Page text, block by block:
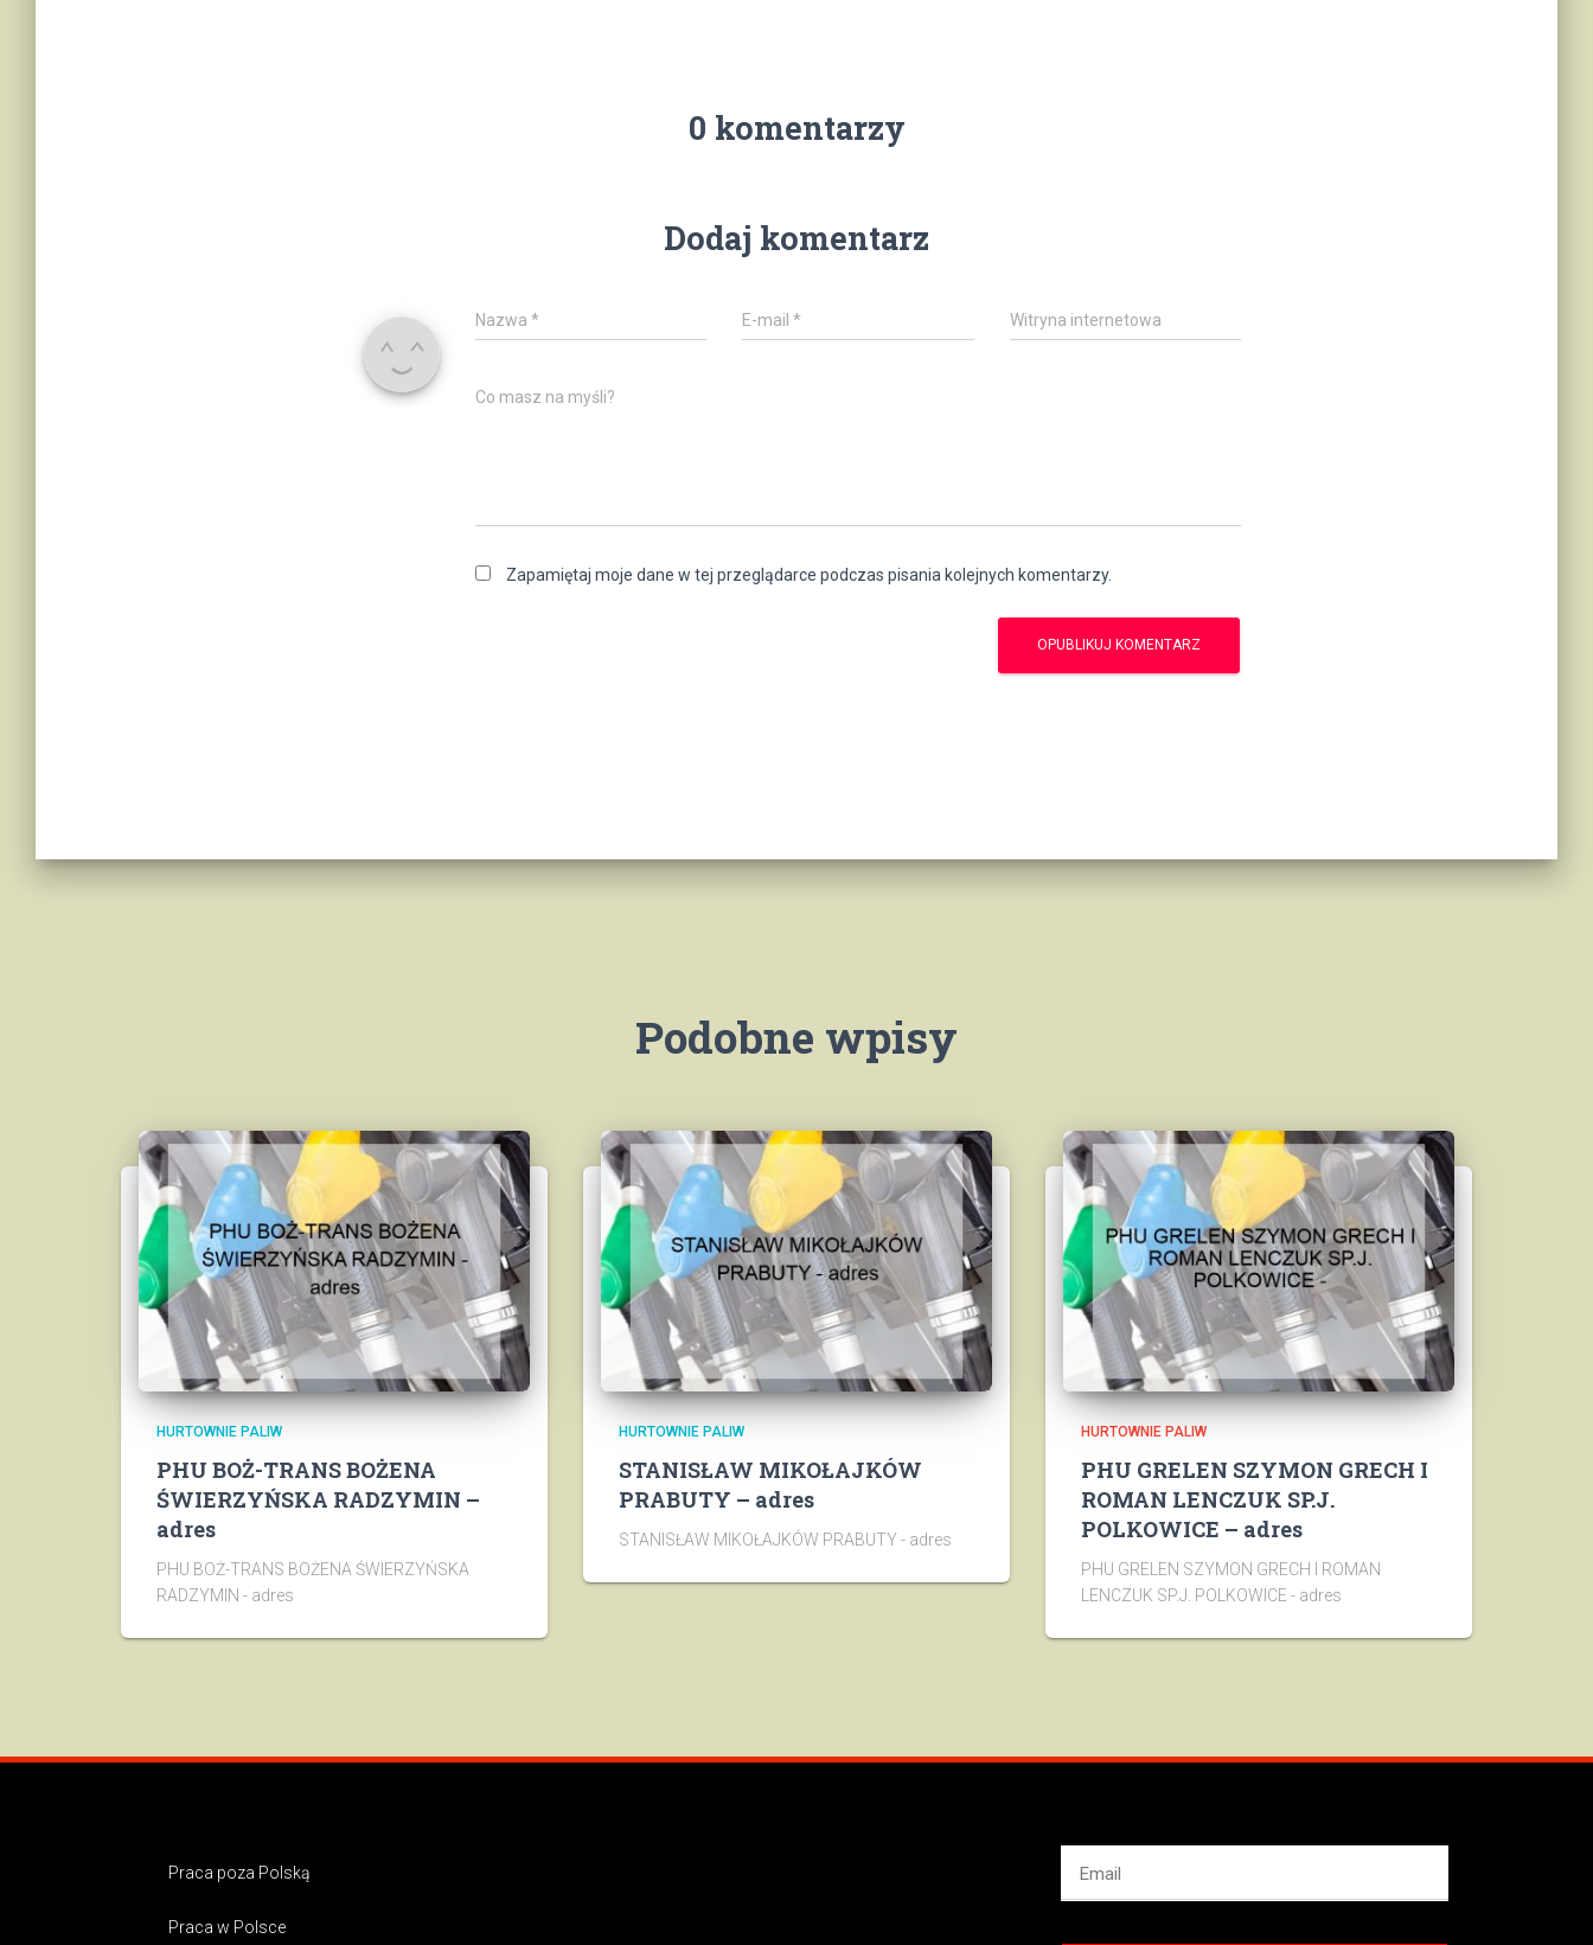
0 komentarzy
Dodaj komentarz
Nazwa * E-mail* Witryna internetowa
Co masz na myśli?
Zapamiętaj moje dane w tej przeglądarce podczas pisania kolejnych komentarzy.
Podobne wpisy
HURTOWNIE PALIW
PHU BOŻ-TRANS BOŻENA
ŚWIERZYŃSKA RADZYMIN –
adres
PHU BOŻ-TRANS BOŻENA ŚWIERZYŃSKA
RADZYMIN - adres
HURTOWNIE PALIW
STANISŁAW MIKOŁAJKÓW
PRABUTY – adres
STANISŁAW MIKOŁAJKÓW PRABUTY - adres
HURTOWNIE PALIW
PHU GRELEN SZYMON GRECH I
ROMAN LENCZUK SP.J.
POLKOWICE – adres
PHU GRELEN SZYMON GRECH I ROMAN
LENCZUK SP.J. POLKOWICE - adres
Praca poza Polską
Praca w Polsce